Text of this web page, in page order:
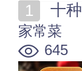
十
家常菜
645